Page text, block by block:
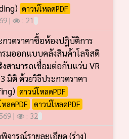
ดาวน์โหลดPDF
|
: 21
วดราคาซื้อห้องปฎิบัติการ
รมออกแบบคลังสินค้าโลจิสติ
สามารถเชื่อมต่อกับแว่น VR
มิติ ด้วยวิธีประกวดราคา
ดาวน์โหลดPDF
ลดPDF
ดาวน์โหลดPDF
|
: 32
พิจารณ์รายละเอียด (ร่าง)